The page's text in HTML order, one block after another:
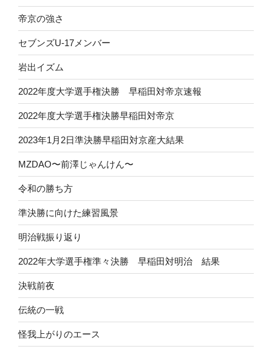
帝京の強さ
セブンズU-17メンバー
岩出イズム
2022年度大学選手権決勝 早稲田対帝京速報
2022年度大学選手権決勝早稲田対帝京
2023年1月2日準決勝早稲田対京産大結果
MZDAO〜前澤じゃんけん〜
令和の勝ち方
準決勝に向けた練習風景
明治戦振り返り
2022年大学選手権準々決勝 早稲田対明治 結果
決戦前夜
伝統の一戦
怪我上がりのエース